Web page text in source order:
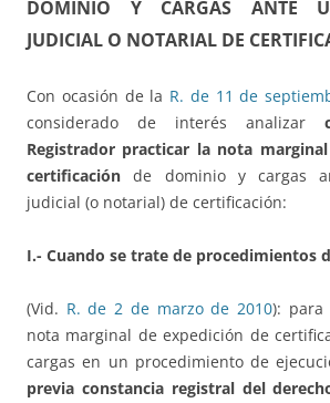
DOMINIO Y CARGAS ANTE
JUDICIAL O NOTARIAL DE
Con ocasión de la R. de 11 de
considerado de interés analizar
Registrador practicar la nota
certificación de dominio y cargas
judicial (o notarial) de certificación:
I.- Cuando se trate de procedimientos
(Vid. R. de 2 de marzo de 2010): para
nota marginal de expedición de
cargas en un procedimiento de
previa constancia registral del